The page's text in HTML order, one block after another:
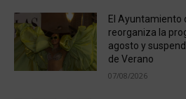
El Ayuntamiento
reorganiza la
agosto y
de Verano
07/08/2026